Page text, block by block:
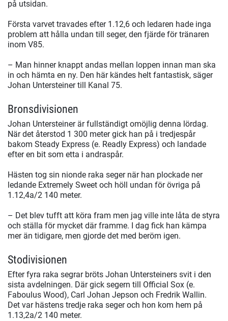
på utsidan.
Första varvet travades efter 1.12,6 och ledaren hade inga
problem att hålla undan till seger, den fjärde för tränaren
inom V85.
– Man hinner knappt andas mellan loppen innan man ska
in och hämta en ny. Den här kändes helt fantastisk, säger
Johan Untersteiner till Kanal 75.
Bronsdivisionen
Johan Untersteiner är fullständigt omöjlig denna lördag.
När det återstod 1 300 meter gick han på i tredjespår
bakom Steady Express (e. Readly Express) och landade
efter en bit som etta i andraspår.
Hästen tog sin nionde raka seger när han plockade ner
ledande Extremely Sweet och höll undan för övriga på
1.12,4a/2 140 meter.
– Det blev tufft att köra fram men jag ville inte låta de styra
och ställa för mycket där framme. I dag fick han kämpa
mer än tidigare, men gjorde det med beröm igen.
Stodivisionen
Efter fyra raka segrar bröts Johan Untersteiners svit i den
sista avdelningen. Där gick segern till Official Sox (e.
Faboulus Wood), Carl Johan Jepson och Fredrik Wallin.
Det var hästens tredje raka seger och hon kom hem på
1.13,2a/2 140 meter.